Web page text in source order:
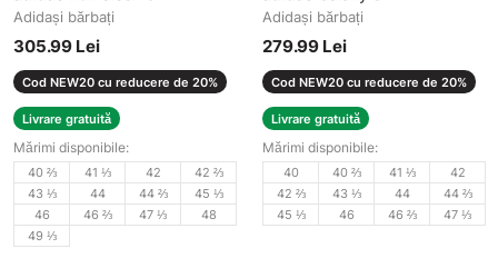
Adidași bărbați
305.99 Lei
Cod NEW20 cu reducere de 20%
Livrare gratuită
Mărimi disponibile:
40 ⅔ 41 ⅓ 42
42 ⅔
43 ⅓
44 44 ⅔
45 ⅓
46
46 ⅔ 47 ⅓
48
49 ⅓
Adidași bărbați
279.99 Lei
Cod NEW20 cu reducere de 20%
Livrare gratuită
Mărimi disponibile:
40 40 ⅔ 41 ⅓
42
42 ⅔
43 ⅓ 44
44 ⅔
45 ⅓
46 46 ⅔ 47 ⅓